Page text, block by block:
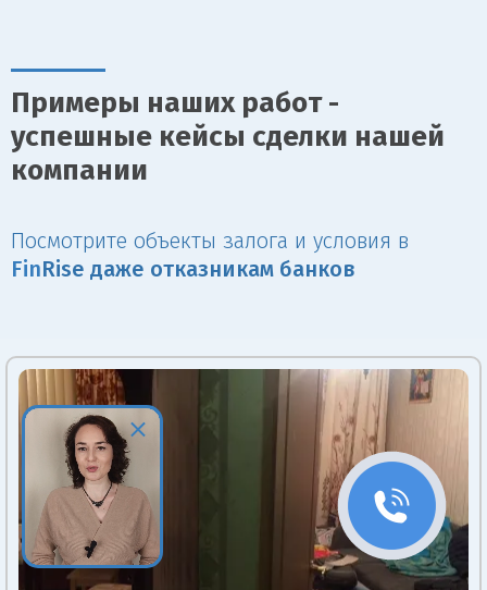
Примеры наших работ -
успешные кейсы сделки нашей
компании
Посмотрите объекты залога и условия в
Fin Rise даже отказникам банков